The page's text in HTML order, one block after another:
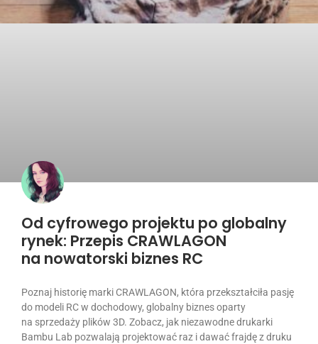
Od cyfrowego projektu po globalny
rynek: Przepis CRAWLAGON
na nowatorski biznes RC
Poznaj historię marki CRAWLAGON, która przekształciła pasję
do modeli RC w dochodowy, globalny biznes oparty
na sprzedaży plików 3D. Zobacz, jak niezawodne drukarki
Bambu Lab pozwalają projektować raz i dawać frajdę z druku